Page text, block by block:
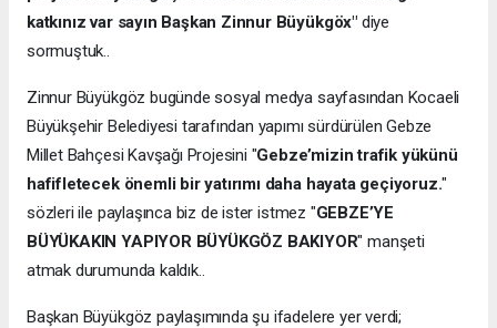
katkınız var sayın Başkan Zinnur Büyükgöx" diye
sormuştuk..
Zinnur Büyükgöz bugünde sosyal medya sayfasından Kocaeli
Büyükşehir Belediyesi tarafından yapımı sürdürülen Gebze
Millet Bahçesi Kavşağı Projesini "Gebze’mizin trafik yükünü
hafifletecek önemli bir yatırımı daha hayata geçiyoruz."
sözleri ile paylaşınca biz de ister istmez "GEBZE’YE
BÜYÜKAKIN YAPIYOR BÜYÜKGÖZ BAKIYOR" manşeti
atmak durumunda kaldık..
Başkan Büyükgöz paylaşımında şu ifadelere yer verdi;